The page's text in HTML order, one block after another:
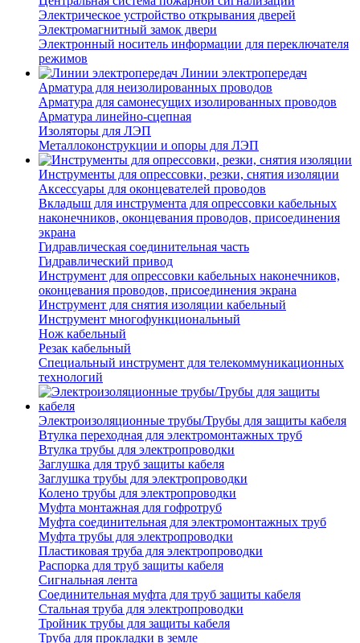
Электрическое устройство открывания дверей
Электромагнитный замок двери
Электронный носитель информации для переключателя
режимов
Линии электропередач
Арматура для неизолированных проводов
Арматура для самонесущих изолированных проводов
Арматура линейно-сцепная
Изоляторы для ЛЭП
Металлоконструкции и опоры для ЛЭП
Инструменты для опрессовки, резки, снятия изоляции
Аксессуары для оконцевателей проводов
Вкладыш для инструмента для опрессовки кабельных
наконечников, оконцевания проводов, присоединения
экрана
Гидравлическая соединительная часть
Гидравлический привод
Инструмент для опрессовки кабельных наконечников,
оконцевания проводов, присоединения экрана
Инструмент для снятия изоляции кабельный
Инструмент многофункциональный
Нож кабельный
Резак кабельный
Специальный инструмент для телекоммуникационных
технологий
Электроизоляционные трубы/Трубы для защиты кабеля
Втулка переходная для электромонтажных труб
Втулка трубы для электропроводки
Заглушка для труб защиты кабеля
Заглушка трубы для электропроводки
Колено трубы для электропроводки
Муфта монтажная для гофротруб
Муфта соединительная для электромонтажных труб
Муфта трубы для электропроводки
Пластиковая труба для электропроводки
Распорка для труб защиты кабеля
Сигнальная лента
Соединительная муфта для труб защиты кабеля
Стальная труба для электропроводки
Тройник трубы для защиты кабеля
Труба для прокладки в земле